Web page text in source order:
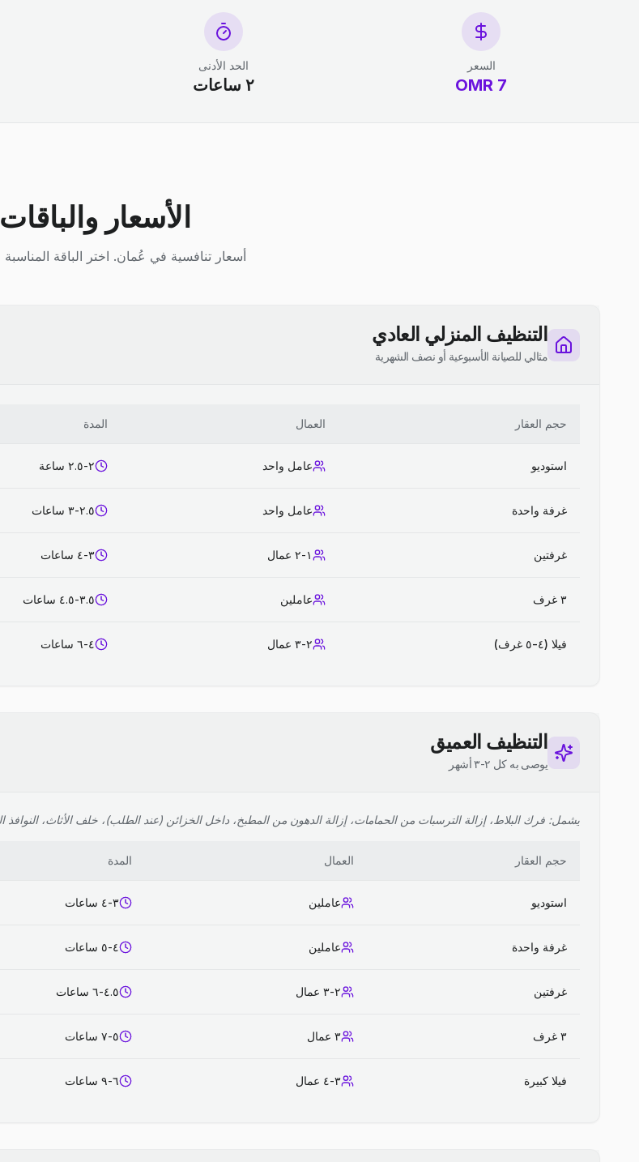
السعر
7 OMR
الحد الأدنى
٢ ساعات
الأسعار والباقات
أسعار تنافسية في عُمان. اختر الباقة المناسبة
التنظيف المنزلي العادي
مثالي للصيانة الأسبوعية أو نصف الشهرية
حجم العقار العمال المدة
استوديو عامل واحد ٢-٢.٥ ساعة
غرفة واحدة عامل واحد ٢.٥-٣ ساعات
غرفتين ١-٢ عمال ٣-٤ ساعات
٣ غرف عاملين ٣.٥-٤.٥ ساعات
فيلا (٤-٥ غرف) ٢-٣ عمال ٤-٦ ساعات
التنظيف العميق
يوصى به كل ٢-٣ أشهر
يشمل: فرك البلاط، إزالة الترسبات من الحمامات، إزالة الدهون من المطبخ، داخل الخزائن (عند الطلب)، خلف الأثاث، النوافذ
حجم العقار العمال المدة
استوديو عاملين ٣-٤ ساعات
غرفة واحدة عاملين ٤-٥ ساعات
غرفتين ٢-٣ عمال ٤.٥-٦ ساعات
٣ غرف ٣ عمال ٥-٧ ساعات
فيلا كبيرة ٣-٤ عمال ٦-٩ ساعات